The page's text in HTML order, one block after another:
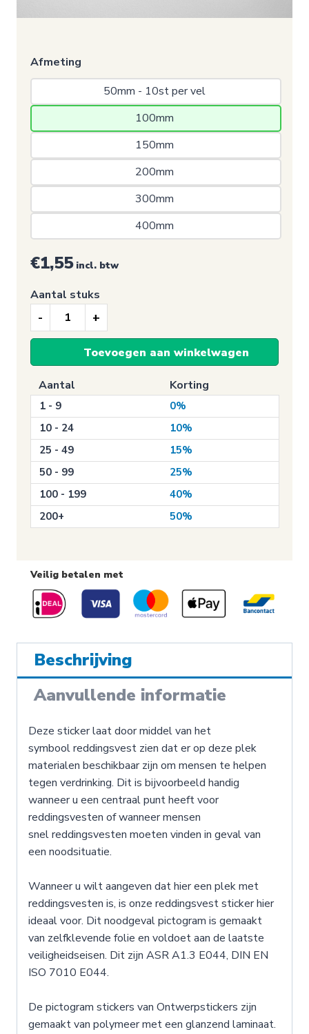
Afmeting
50mm - 10st per vel
100mm
150mm
200mm
300mm
400mm
€1,55 incl. btw
Nooduitgang
sticker,
Reddingsvest
aantal
Aantal stuks
Toevoegen aan winkelwagen
Aantal Korting
1 - 9
0%
10 - 24
10%
25 - 49
15%
50 - 99
25%
100 - 199
40%
200+
50%
Veilig betalen met
Beschrijving
Aanvullende informatie
Deze sticker laat door middel van het
symbool reddingsvest zien dat er op deze plek
materialen beschikbaar zijn om mensen te helpen
tegen verdrinking. Dit is bijvoorbeeld handig
wanneer u een centraal punt heeft voor
reddingsvesten of wanneer mensen
snel reddingsvesten moeten vinden in geval van
een noodsituatie.
Wanneer u wilt aangeven dat hier een plek met
reddingsvesten is, is onze reddingsvest sticker hier
ideaal voor. Dit noodgeval pictogram is gemaakt
van zelfklevende folie en voldoet aan de laatste
veiligheidseisen. Dit zijn ASR A1.3 E044, DIN EN
ISO 7010 E044.
De pictogram stickers van Ontwerpstickers zijn
gemaakt van polymeer met een glanzend laminaat.